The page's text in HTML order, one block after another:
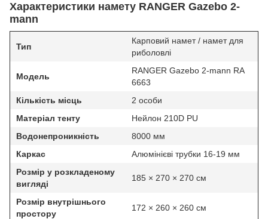
Характеристики намету RANGER Gazebo 2-
mann
Тип
Карповий намет / намет для
риболовлі
Модель
RANGER Gazebo 2-mann RA
6663
Кількість місць
2 особи
Матеріал тенту
Нейлон 210D PU
Водонепроникність
8000 мм
Каркас
Алюмінієві трубки 16-19 мм
Розмір у розкладеному
вигляді
185 × 270 × 270 см
Розмір внутрішнього
простору
172 × 260 × 260 см